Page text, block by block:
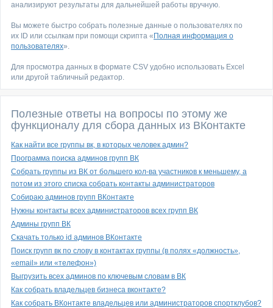
анализируют результаты для дальнейшей работы вручную.
Вы можете быстро собрать полезные данные о пользователях по
их ID или ссылкам при помощи скрипта « Полная информация о
пользователях».
Для просмотра данных в формате CSV удобно использовать Excel
или другой табличный редактор.
Полезные ответы на вопросы по этому же
функционалу для сбора данных из ВКонтакте
Как найти все группы вк, в которых человек админ?
Программа поиска админов групп ВК
Собрать группы из ВК от большего кол-ва участников к меньшему, а
потом из этого списка собрать контакты администраторов
Собираю админов групп ВКонтакте
Нужны контакты всех администраторов всех групп ВК
Админы групп ВК
Скачать только id админов ВКонтакте
Поиск групп вк по слову в контактах группы (в полях «должность»,
«email» или «телефон»)
Выгрузить всех админов по ключевым словам в ВК
Как собрать владельцев бизнеса вконтактe?
Как собрать ВКонтакте владельцев или администраторов спортклубов?